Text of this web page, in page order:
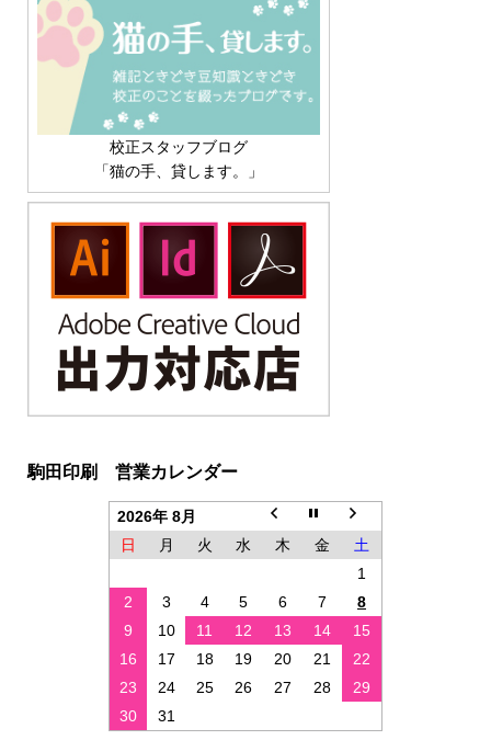
校正スタッフブログ
「猫の手、貸します。」
駒田印刷 営業カレンダー
2026年 8月
日
月 火 水 木 金
土
1
2
3 4 5 6 7
8
9
10 11 12 13 14
15
16
17 18 19 20 21
22
23
24 25 26 27 28
29
30
31